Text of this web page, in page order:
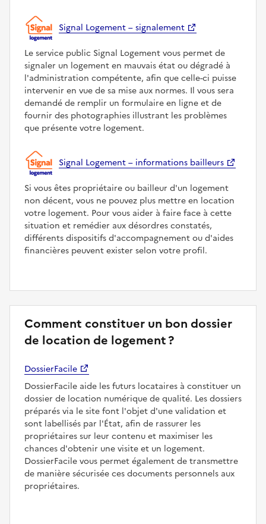
Signal Logement – signalement
Le service public Signal Logement vous permet de
signaler un logement en mauvais état ou dégradé à
l'administration compétente, afin que celle-ci puisse
intervenir en vue de sa mise aux normes. Il vous sera
demandé de remplir un formulaire en ligne et de
fournir des photographies illustrant les problèmes
que présente votre logement.
Signal Logement – informations bailleurs
Si vous êtes propriétaire ou bailleur d'un logement
non décent, vous ne pouvez plus mettre en location
votre logement. Pour vous aider à faire face à cette
situation et remédier aux désordres constatés,
différents dispositifs d'accompagnement ou d'aides
financières peuvent exister selon votre profil.
Comment constituer un bon dossier
de location de logement ?
DossierFacile
DossierFacile aide les futurs locataires à constituer un
dossier de location numérique de qualité. Les dossiers
préparés via le site font l'objet d'une validation et
sont labellisés par l'État, afin de rassurer les
propriétaires sur leur contenu et maximiser les
chances d'obtenir une visite et un logement.
DossierFacile vous permet également de transmettre
de manière sécurisée ces documents personnels aux
propriétaires.